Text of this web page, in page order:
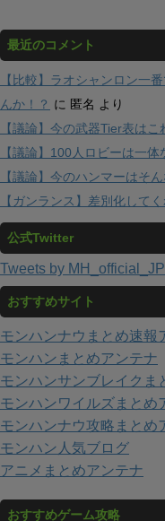
最近のコメント
【比較】ラオシャンロン一
んか！？ に 匿名 より
【議論】今の武器Tier表はこ
【議論】100人ロビーは一
【議論】今のハンマーはそ
【ガンランス】差別化して
公式Twitter
Tweets by MH_official_JP
おすすめサイト
モンハンナウまとめ速報
モンハンまとめアンテナ
モンハンサンブレイクま
モンハンワイルズまとめ
モンハンナウ攻略まとめ
モンハン人気ブログ
アニメまとめアンテナ
おすすめゲーム攻略